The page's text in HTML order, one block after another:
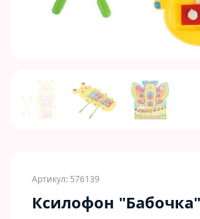
Артикул: 576139
Ксилофон